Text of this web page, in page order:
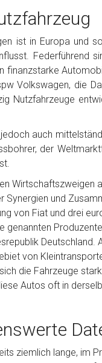
ist in Europa und
Federführend
finanzstarke
Volkswagen, die
Nutzfahrzeuge
auch
der
Wirtschaftszweigen
Synergien und
von Fiat und drei
genannten
von
die Fahrzeuge
Autos oft in
ziemlich lange, im